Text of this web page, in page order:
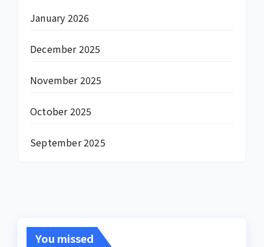
January 2026
December 2025
November 2025
October 2025
September 2025
You missed